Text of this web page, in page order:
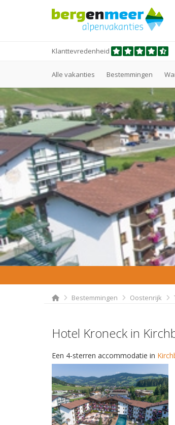
Klanttevredenheid
Alle vakanties Bestemmingen
Bestemmingen Oostenrijk
Hotel Kroneck in
Een 4-sterren accommodatie in